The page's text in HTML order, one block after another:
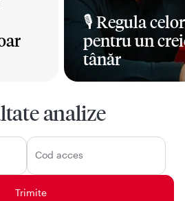
🎙️ Regula
pentru un
tânăr
analize
Cod acces